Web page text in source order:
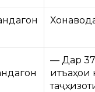
— Дар 37